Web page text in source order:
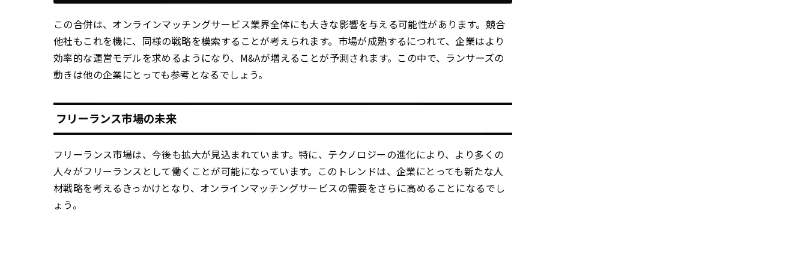
この合併は、オンラインマッチングサービス業界全体にも大きな影響を与える可能性があります。競合
他社もこれを機に、同様の戦略を模索することが考えられます。市場が成熟するにつれて、企業はより
効率的な運営モデルを求めるようになり、M&Aが増えることが予測されます。この中で、ランサーズの
動きは他の企業にとっても参考となるでしょう。
フリーランス市場の未来
フリーランス市場は、今後も拡大が見込まれています。特に、テクノロジーの進化により、より多くの
人々がフリーランスとして働くことが可能になっています。このトレンドは、企業にとっても新たな人
材戦略を考えるきっかけとなり、オンラインマッチングサービスの需要をさらに高めることになるでし
ょう。